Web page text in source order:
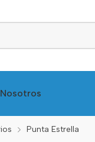
Punta Estrella